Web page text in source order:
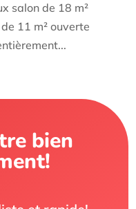
salon de 18 m²
11 m² ouverte
bien